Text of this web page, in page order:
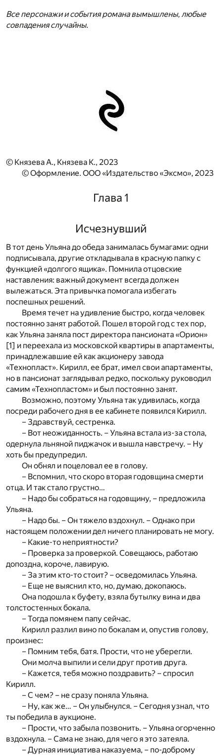
Все персонажи и события романа вымышлены, любые
совпадения случайны.
© Князева А., Князева К., 2023
© Оформление. ООО «Издательство «Эксмо», 2023
Глава 1
Исчезнувший
В тот день Ульяна до обеда занималась бумагами: одни
подписывала, другие откладывала в красную папку с
функцией «долгого ящика». Помнила отцовские
наставления: важный документ всегда должен
вылежаться. Эта привычка помогала избегать
поспешных решений.
Время течет на удивление быстро, когда человек
постоянно занят работой. Пошел второй год с тех пор,
как Ульяна заняла пост директора пансионата «Орион»
[1] и переехала из московской квартиры в апартаменты,
принадлежавшие ей как акционеру завода
«Технопласт». Кирилл, ее брат, имел свои апартаменты,
но в пансионат заглядывал редко, поскольку руководил
самим «Технопластом» и был постоянно занят.
Возможно, поэтому Ульяна так удивилась, когда
посреди рабочего дня в ее кабинете появился Кирилл.
– Здравствуй, сестренка.
– Вот неожиданность. – Ульяна встала из-за стола,
одернула льняной пиджачок и вышла навстречу. – Ну
хоть бы предупредил.
Он обнял и поцеловал ее в голову.
– Вспомнил, что скоро вторая годовщина смерти
отца. И так стало грустно…
– Надо бы собраться на годовщину, – предложила
Ульяна.
– Надо бы. – Он тяжело вздохнул. – Однако при
настоящем положении дел ничего планировать не могу.
– Какие-то неприятности?
– Проверка за проверкой. Совещаюсь, работаю
допоздна, короче, лавирую.
– За этим кто-то стоит? – осведомилась Ульяна.
– Еще не выяснил кто, но, думаю, докопаюсь.
Она подошла к буфету, взяла бутылку вина и два
толстостенных бокала.
– Тогда помянем папу сейчас.
Кирилл разлил вино по бокалам и, опустив голову,
произнес:
– Помним тебя, батя. Прости, что не уберегли.
Они молча выпили и сели друг против друга.
– Кажется, тебя можно поздравить? – спросил
Кирилл.
– С чем? – не сразу поняла Ульяна.
– Ну, как же… – Он улыбнулся. – Сегодня узнал, что
ты победила в аукционе.
– Прости, что забыла позвонить. – Ульяна огорченно
вздохнула. – Сама не знаю, для чего я это затеяла.
– Дурная инициатива наказуема, – по-доброму